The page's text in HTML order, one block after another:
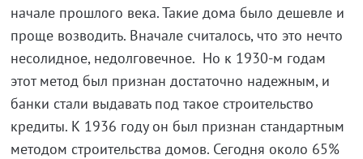
начале прошлого века. Такие дома было дешевле и
проще возводить. Вначале считалось, что это нечто
несолидное, недолговечное. Но к 1930-м годам
этот метод был признан достаточно надежным, и
банки стали выдавать под такое строительство
кредиты. К 1936 году он был признан стандартным
методом строительства домов. Сегодня около 65%